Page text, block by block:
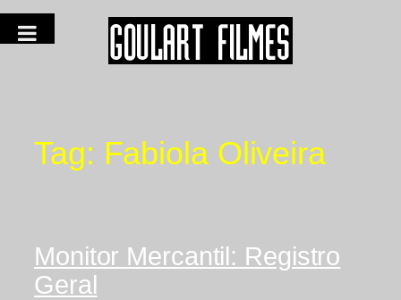
Tag: Fabiola Oliveira
Monitor Mercantil: Registro
Geral